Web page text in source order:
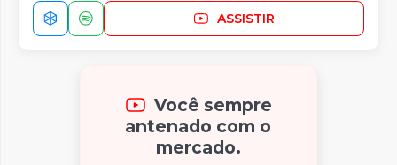
ASSISTIR
Você sempre
antenado com o
mercado.